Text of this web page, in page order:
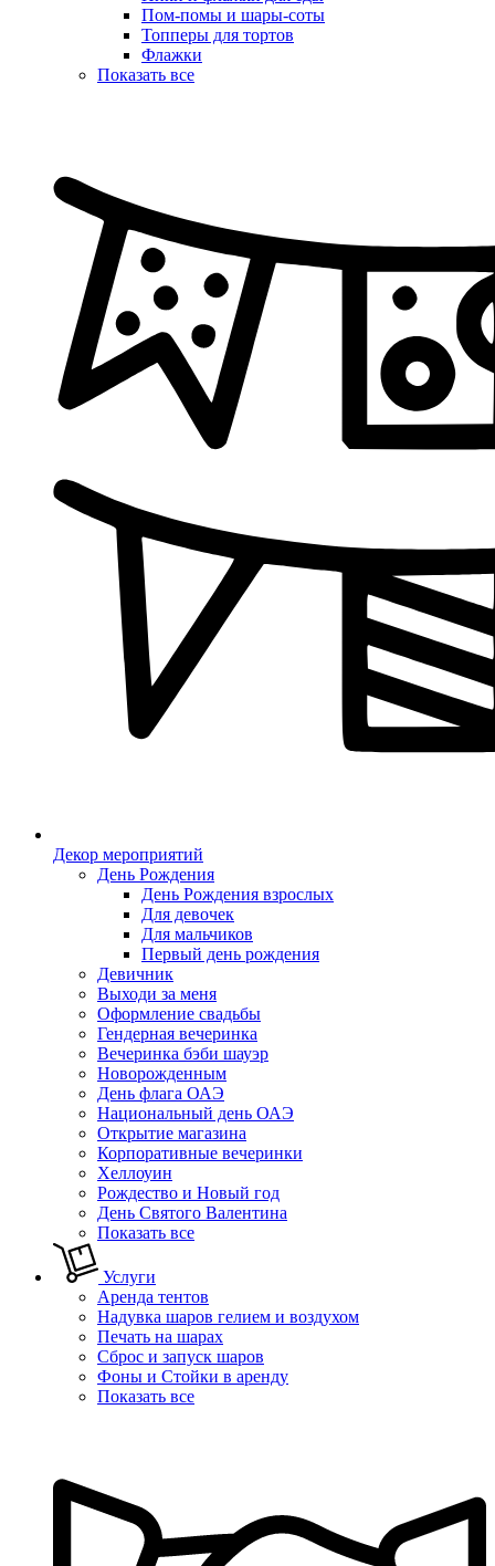
Пом-помы и шары-соты
Топперы для тортов
Флажки
Показать все
Декор мероприятий
День Рождения
День Рождения взрослых
Для девочек
Для мальчиков
Первый день рождения
Девичник
Выходи за меня
Оформление свадьбы
Гендерная вечеринка
Вечеринка бэби шауэр
Новорожденным
День флага ОАЭ
Национальный день ОАЭ
Открытие магазина
Корпоративные вечеринки
Хеллоуин
Рождество и Новый год
День Святого Валентина
Показать все
Услуги
Аренда тентов
Надувка шаров гелием и воздухом
Печать на шарах
Сброс и запуск шаров
Фоны и Стойки в аренду
Показать все